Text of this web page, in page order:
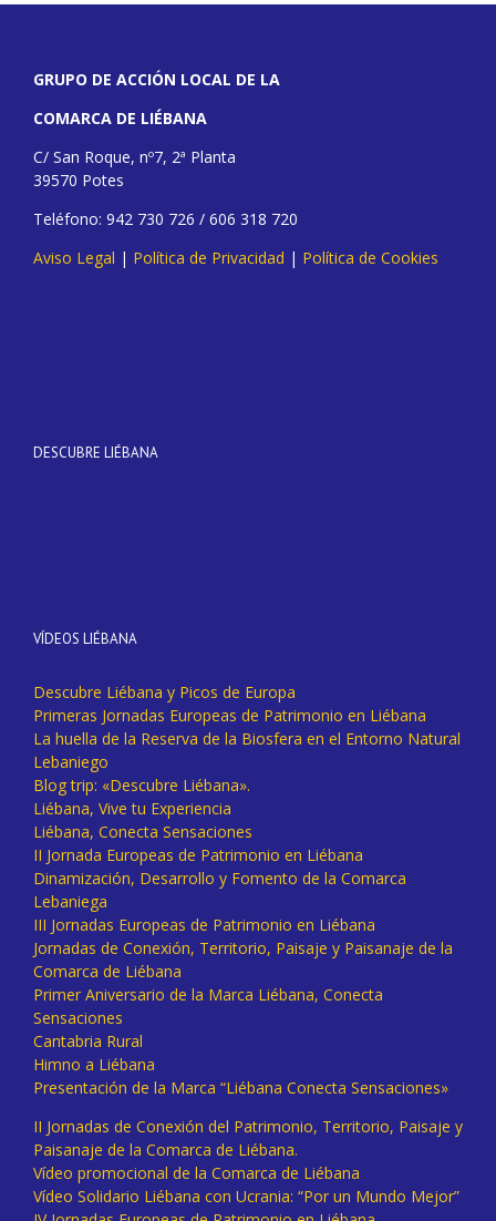
GRUPO DE ACCIÓN LOCAL DE LA
COMARCA DE LIÉBANA
C/ San Roque, nº7, 2ª Planta
39570 Potes
Teléfono: 942 730 726 / 606 318 720
Aviso Legal | Política de Privacidad | Política de Cookies
DESCUBRE LIÉBANA
VÍDEOS LIÉBANA
Descubre Liébana y Picos de Europa
Primeras Jornadas Europeas de Patrimonio en Liébana
La huella de la Reserva de la Biosfera en el Entorno Natural
Lebaniego
Blog trip: «Descubre Liébana».
Liébana, Vive tu Experiencia
Liébana, Conecta Sensaciones
II Jornada Europeas de Patrimonio en Liébana
Dinamización, Desarrollo y Fomento de la Comarca
Lebaniega
III Jornadas Europeas de Patrimonio en Liébana
Jornadas de Conexión, Territorio, Paisaje y Paisanaje de la
Comarca de Liébana
Primer Aniversario de la Marca Liébana, Conecta
Sensaciones
Cantabria Rural
Himno a Liébana
Presentación de la Marca “Liébana Conecta Sensaciones»
II Jornadas de Conexión del Patrimonio, Territorio, Paisaje y
Paisanaje de la Comarca de Liébana.
Vídeo promocional de la Comarca de Liébana
Vídeo Solidario Liébana con Ucrania: “Por un Mundo Mejor”